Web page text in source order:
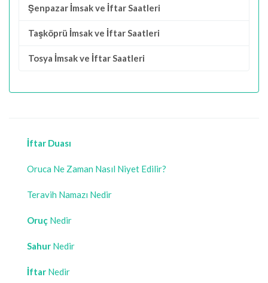
Şenpazar İmsak ve İftar Saatleri
Taşköprü İmsak ve İftar Saatleri
Tosya İmsak ve İftar Saatleri
İftar Duası
Oruca Ne Zaman Nasıl Niyet Edilir?
Teravih Namazı Nedir
Oruç Nedir
Sahur Nedir
İftar Nedir